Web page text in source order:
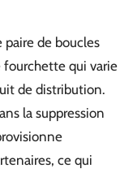
de boucles
fourchette qui varie
de distribution.
la suppression
ce qui